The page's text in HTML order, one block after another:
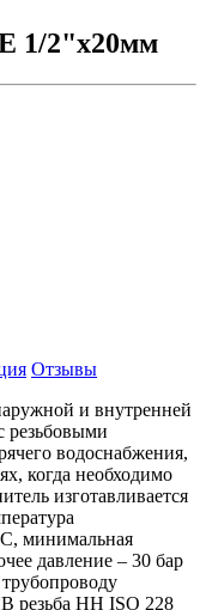
1/2"х20мм
Отзывы
и внутренней
резьбовыми
водоснабжения,
когда необходимо
изготавливается
минимальная
давление – 30 бар
резьба HH ISO 228